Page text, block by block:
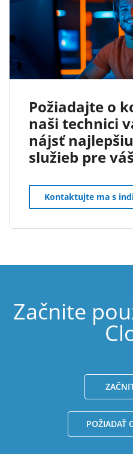
Požiadajte o
naši technici
nájsť
služieb pre
Kontaktujte ma s
Začnite
POŽIADAŤ